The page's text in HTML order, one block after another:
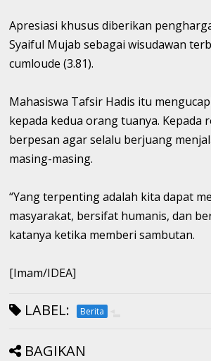
Apresiasi khusus diberikan
Syaiful Mujab sebagai wisudawan
cumloude (3.81).
Mahasiswa Tafsir Hadis itu
kepada kedua orang tuanya. Kepada
berpesan agar selalu berjuang
masing-masing.
“Yang terpenting adalah kita dapat
masyarakat, bersifat humanis, dan
katanya ketika memberi sambutan.
[Imam/IDEA]
LABEL: Berita
BAGIKAN